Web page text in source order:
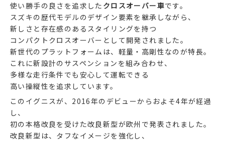
使い勝手の良さを追求した クロスオーバー車です。
スズキの歴代モデルのデザイン要素を継承しながら、
新しさと存在感のあるスタイリングを持つ
コンパクトクロスオーバーとして開発されました。
新世代のプラットフォームは、軽量・高剛性なのが特長。
これに新設計のサスペンションを組み合わせ、
多様な走行条件でも安心して運転できる
高い操縦性を追求しています。
このイグニスが、2016年のデビューからおよそ4年が経過
し、
初の本格改良を受けた改良新型が欧州で発表されました。
改良新型は、タフなイメージを強化し、